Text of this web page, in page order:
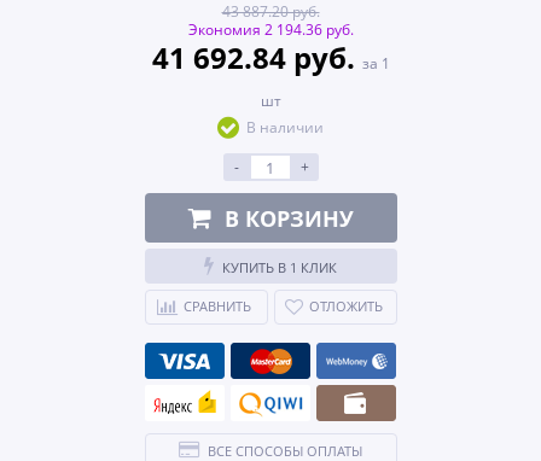
43 887.20 руб.
Экономия 2 194.36 руб.
41 692.84 руб. за 1
шт
В наличии
-
+
В КОРЗИНУ
КУПИТЬ В 1 КЛИК
СРАВНИТЬ ОТЛОЖИТЬ
ВСЕ СПОСОБЫ ОПЛАТЫ